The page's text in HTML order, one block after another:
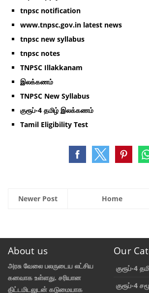
tnpsc notification
www.tnpsc.gov.in latest news
tnpsc new syllabus
tnpsc notes
TNPSC Illakkanam
இலக்கணம்
TNPSC New Syllabus
குரூப்-4 தமிழ் இலக்கணம்
Tamil Eligibility Test
Newer Post Home
About us
அரசு வேலை பலருடைய லட்சிய
கனவாக உள்ளது. சரியான
திட்டமிடலுடன் கடுமையாக
Our
குரூப்-4
குரூப்-4